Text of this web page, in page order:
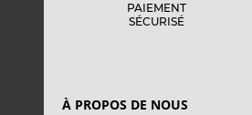
PAIEMENT
SÉCURISÉ
À PROPOS DE NOUS